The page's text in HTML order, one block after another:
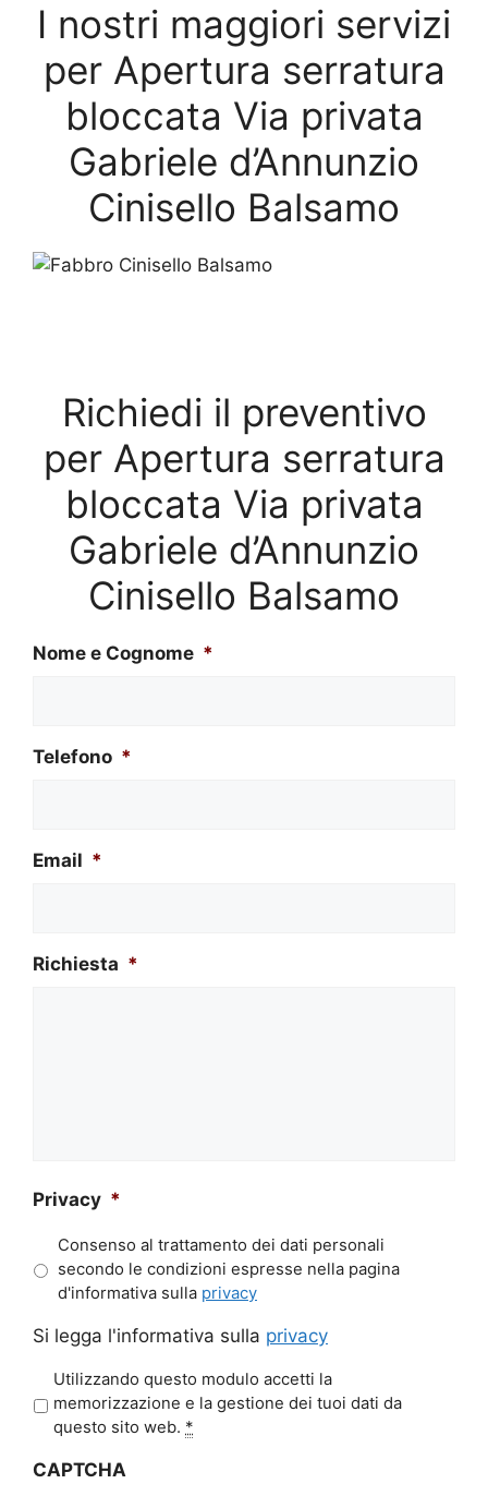
I nostri maggiori servizi
per Apertura serratura
bloccata Via privata
Gabriele d’Annunzio
Cinisello Balsamo
Richiedi il preventivo
per Apertura serratura
bloccata Via privata
Gabriele d’Annunzio
Cinisello Balsamo
Nome e Cognome *
Telefono *
Email *
Richiesta *
Privacy *
Consenso al trattamento dei dati personali
secondo le condizioni espresse nella pagina
d'informativa sulla privacy
Si legga l'informativa sulla privacy
r
a
Utilizzando questo modulo accetti la
memorizzazione e la gestione dei tuoi dati da
questo sito web. *
CAPTCHA